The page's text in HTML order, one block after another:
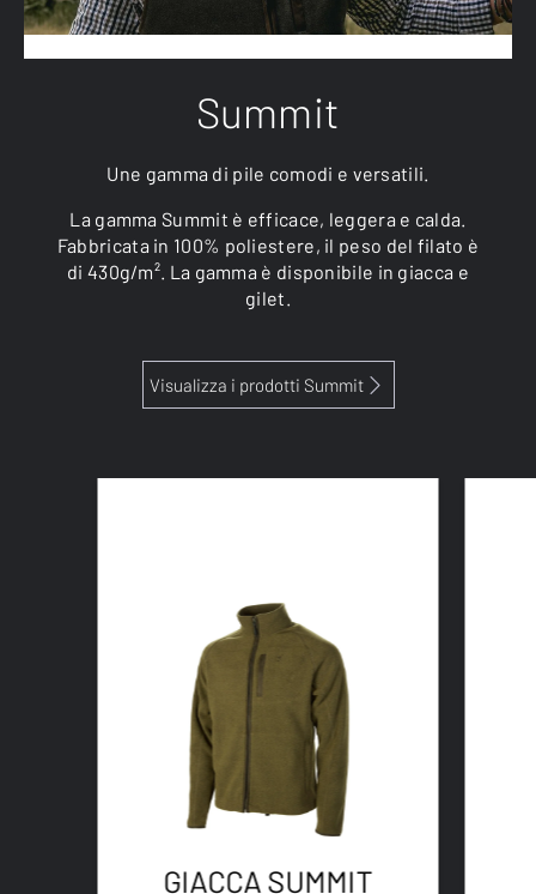
Summit
Une gamma di pile comodi e versatili.
La gamma Summit è efficace, leggera e calda.
Fabbricata in 100% poliestere, il peso del filato è
di 430g/m². La gamma è disponibile in giacca e
gilet.
Visualizza i prodotti Summit
GIACCA SUMMIT